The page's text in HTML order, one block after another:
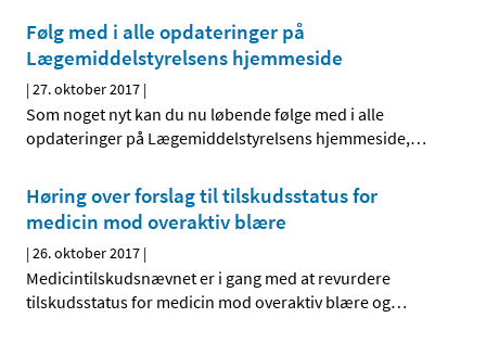
Følg med i alle opdateringer på
Lægemiddelstyrelsens hjemmeside
|27. oktober 2017 |
Som noget nyt kan du nu løbende følge med i alle
opdateringer på Lægemiddelstyrelsens hjemmeside,…
Høring over forslag til tilskudsstatus for
medicin mod overaktiv blære
|26. oktober 2017 |
Medicintilskudsnævnet er i gang med at revurdere
tilskudsstatus for medicin mod overaktiv blære og…